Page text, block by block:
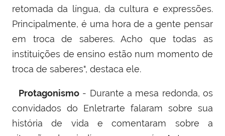
retomada da língua, da cultura e expressões.
Principalmente, é uma hora de a gente pensar
em troca de saberes. Acho que todas as
instituições de ensino estão num momento de
troca de saberes", destaca ele.
Protagonismo- Durante a mesa redonda, os
convidados do Enletrarte falaram sobre sua
história de vida e comentaram sobre a